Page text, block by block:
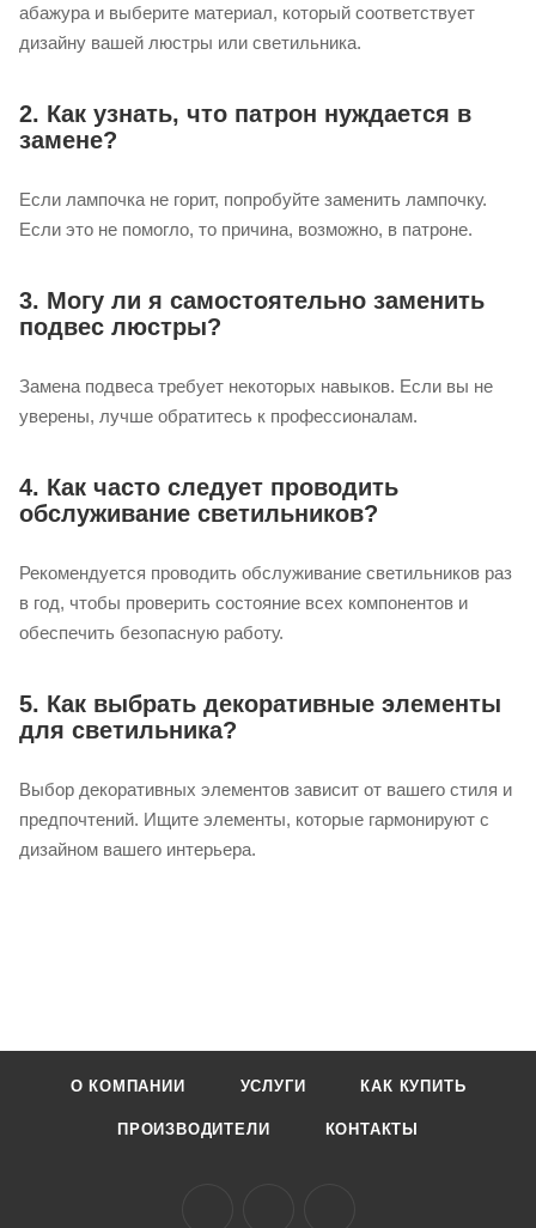
абажура и выберите материал, который соответствует
дизайну вашей люстры или светильника.
2. Как узнать, что патрон нуждается в
замене?
Если лампочка не горит, попробуйте заменить лампочку.
Если это не помогло, то причина, возможно, в патроне.
3. Могу ли я самостоятельно заменить
подвес люстры?
Замена подвеса требует некоторых навыков. Если вы не
уверены, лучше обратитесь к профессионалам.
4. Как часто следует проводить
обслуживание светильников?
Рекомендуется проводить обслуживание светильников раз
в год, чтобы проверить состояние всех компонентов и
обеспечить безопасную работу.
5. Как выбрать декоративные элементы
для светильника?
Выбор декоративных элементов зависит от вашего стиля и
предпочтений. Ищите элементы, которые гармонируют с
дизайном вашего интерьера.
О КОМПАНИИ УСЛУГИ КАК КУПИТЬ
ПРОИЗВОДИТЕЛИ КОНТАКТЫ